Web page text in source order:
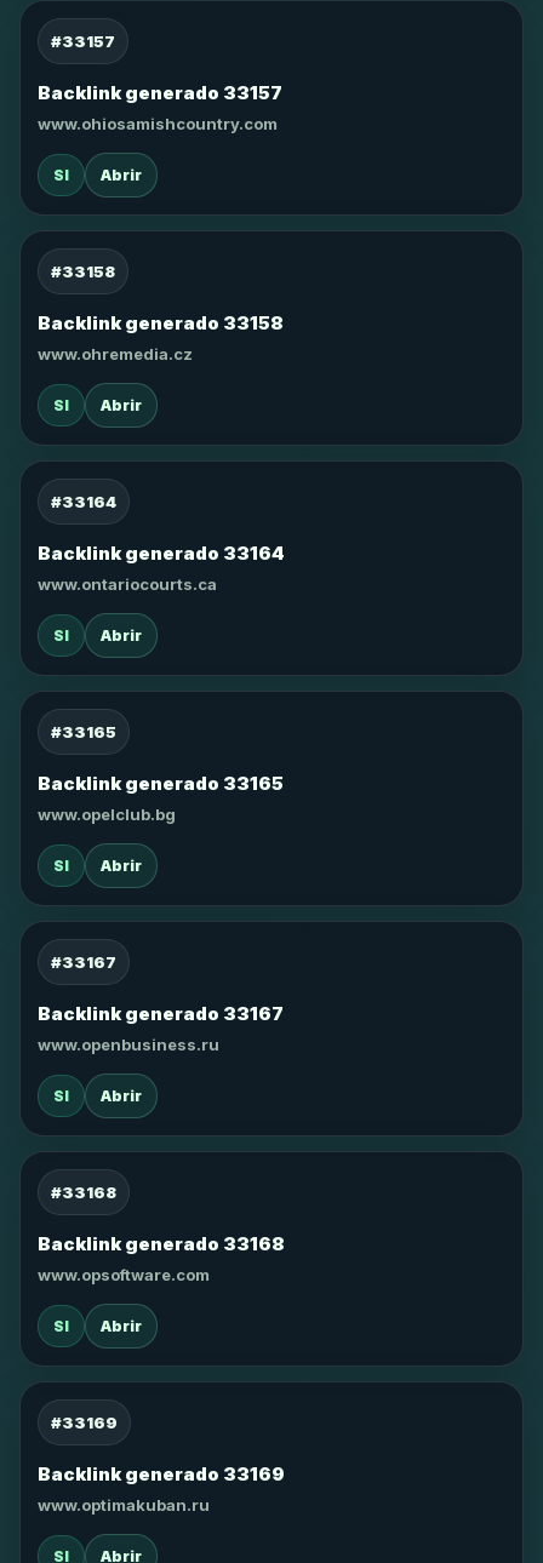
#33157
Backlink generado 33157
www.ohiosamishcountry.com
SI Abrir
#33158
Backlink generado 33158
www.ohremedia.cz
SI Abrir
#33164
Backlink generado 33164
www.ontariocourts.ca
SI Abrir
#33165
Backlink generado 33165
www.opelclub.bg
SI Abrir
#33167
Backlink generado 33167
www.openbusiness.ru
SI Abrir
#33168
Backlink generado 33168
www.opsoftware.com
SI Abrir
#33169
Backlink generado 33169
www.optimakuban.ru
SI Abrir